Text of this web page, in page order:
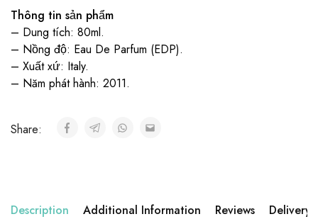
Thông tin sản phẩm
– Dung tích: 80ml.
– Nồng độ: Eau De Parfum (EDP).
– Xuất xứ: Italy.
– Năm phát hành: 2011.
Share:
Description Additional Information Reviews Delivery